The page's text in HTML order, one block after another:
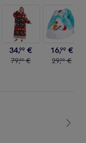
34,99 €
79,99 €
16,99 €
29,99 €